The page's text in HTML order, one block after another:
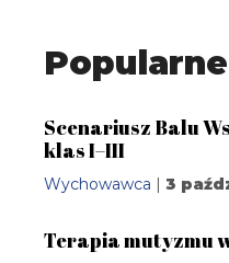
Popularne
Scenariusz Balu
klas I–III
Wychowawca | 3
Terapia mutyzmu